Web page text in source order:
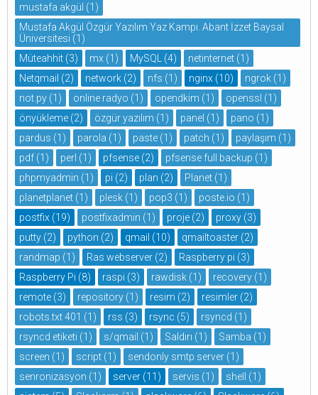
mustafa akgül (1)
Mustafa Akgül Özgür Yazılım Yaz Kampı. Abant İzzet Baysal
Üniversitesi (1)
Müteahhit (3) mx (1) MySQL (4) netinternet (1)
Netqmail (2) network (2) nfs (1) nginx (10) ngrok (1)
not.py (1) online radyo (1) opendkim (1) openssl (1)
önyükleme (2) özgür yazılım (1) panel (1) pano (1)
pardus (1) parola (1) paste (1) patch (1) paylaşım (1)
pdf (1) perl (1) pfsense (2) pfsense full backup (1)
phpmyadmin (1) pi (2) plan (2) Planet (1)
planetplanet (1) plesk (1) pop3 (1) poste.io (1)
postfix (19) postfixadmin (1) proje (2) proxy (3)
putty (2) python (2) qmail (10) qmailtoaster (2)
randmap (1) Ras webserver (2) Raspberry pi (3)
Raspberry Pi (8) raspi (3) rawdisk (1) recovery (1)
remote (3) repository (1) resim (2) resimler (2)
robots.txt 401 (1) rss (3) rsync (5) rsyncd (1)
rsyncd etiketi (1) s/qmail (1) Saldırı (1) Samba (1)
screen (1) script (1) sendonly smtp server (1)
senronizasyon (1) server (11) servis (1) shell (1)